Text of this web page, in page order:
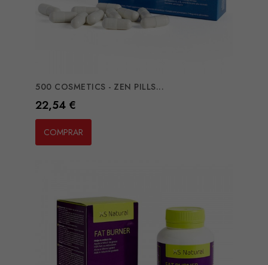
500 COSMETICS - ZEN PILLS...
Preço
22,54 €
COMPRAR